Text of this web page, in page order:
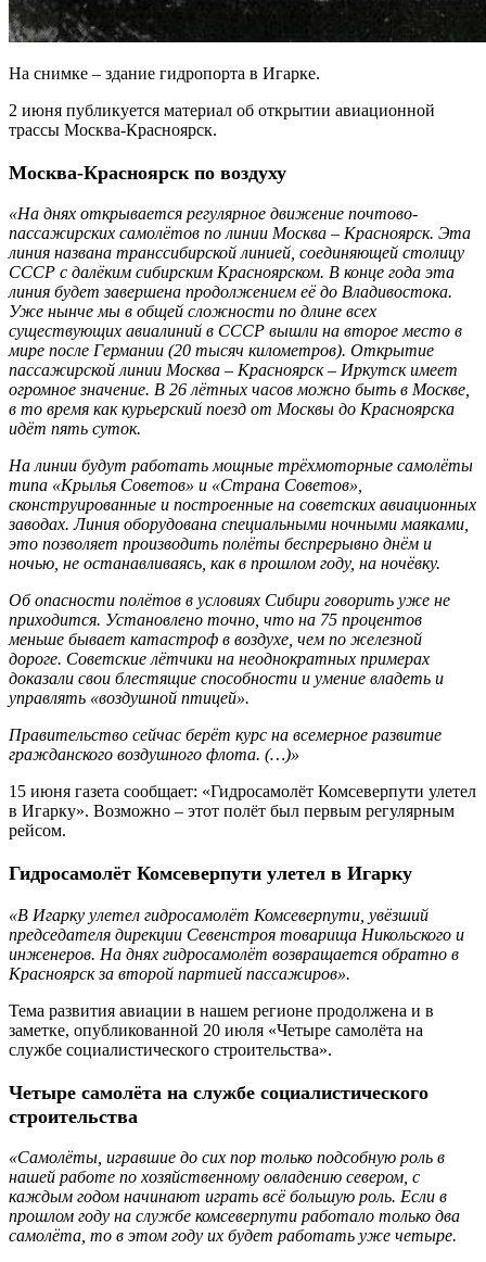
На снимке – здание гидропорта в Игарке.
2 июня публикуется материал об открытии авиационной
трассы Москва-Красноярск.
Москва-Красноярск по воздуху
«На днях открывается регулярное движение почтово-
пассажирских самолётов по линии Москва – Красноярск. Эта
линия названа транссибирской линией, соединяющей столицу
СССР с далёким сибирским Красноярском. В конце года эта
линия будет завершена продолжением её до Владивостока.
Уже нынче мы в общей сложности по длине всех
существующих авиалиний в СССР вышли на второе место в
мире после Германии (20 тысяч километров). Открытие
пассажирской линии Москва – Красноярск – Иркутск имеет
огромное значение. В 26 лётных часов можно быть в Москве,
в то время как курьерский поезд от Москвы до Красноярска
идёт пять суток.
На линии будут работать мощные трёхмоторные самолёты
типа «Крылья Советов» и «Страна Советов»,
сконструированные и построенные на советских авиационных
заводах. Линия оборудована специальными ночными маяками,
это позволяет производить полёты беспрерывно днём и
ночью, не останавливаясь, как в прошлом году, на ночёвку.
Об опасности полётов в условиях Сибири говорить уже не
приходится. Установлено точно, что на 75 процентов
меньше бывает катастроф в воздухе, чем по железной
дороге. Советские лётчики на неоднократных примерах
доказали свои блестящие способности и умение владеть и
управлять «воздушной птицей».
Правительство сейчас берёт курс на всемерное развитие
гражданского воздушного флота. (…)»
15 июня газета сообщает: «Гидросамолёт Комсеверпути улетел
в Игарку». Возможно – этот полёт был первым регулярным
рейсом.
Гидросамолёт Комсеверпути улетел в Игарку
«В Игарку улетел гидросамолёт Комсеверпути, увёзший
председателя дирекции Севенстроя товарища Никольского и
инженеров. На днях гидросамолёт возвращается обратно в
Красноярск за второй партией пассажиров».
Тема развития авиации в нашем регионе продолжена и в
заметке, опубликованной 20 июля «Четыре самолёта на
службе социалистического строительства».
Четыре самолёта на службе социалистического
строительства
«Самолёты, игравшие до сих пор только подсобную роль в
нашей работе по хозяйственному овладению севером, с
каждым годом начинают играть всё большую роль. Если в
прошлом году на службе комсеверпути работало только два
самолёта, то в этом году их будет работать уже четыре.